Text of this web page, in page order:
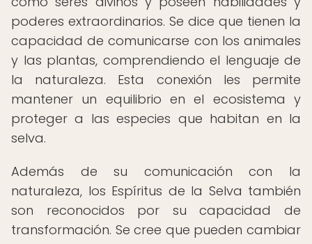
poderes extraordinarios. Se dice que tienen la
capacidad de comunicarse con los animales
y las plantas, comprendiendo el lenguaje de
la naturaleza. Esta conexión les permite
mantener un equilibrio en el ecosistema y
proteger a las especies que habitan en la
selva.
Además de su comunicación con la
naturaleza, los Espíritus de la Selva también
son reconocidos por su capacidad de
transformación. Se cree que pueden cambiar